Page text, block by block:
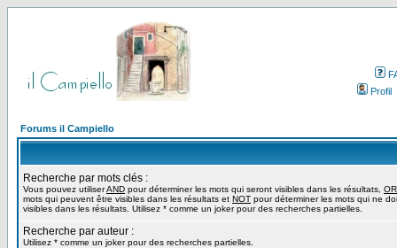
Profil
Forums il Campiello
Recherche par mots clés :
Vous pouvez utiliserAND pour déterminer les mots qui seront visibles dans les résultats, OR
mots qui peuvent être visibles dans les résultats et NOT pour déterminer les mots qui ne
visibles dans les résultats. Utilisez * comme un joker pour des recherches partielles.
Recherche par auteur :
Utilisez * comme un joker pour des recherches partielles.